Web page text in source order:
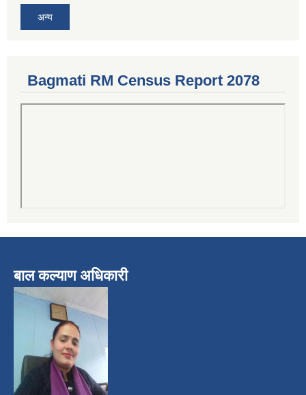
अन्य
Bagmati RM Census Report 2078
बाल कल्याण अधिकारी